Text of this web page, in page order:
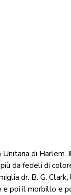
di Harlem.
da fedeli di
dr. B. G. Clark,
e poi il morbillo e